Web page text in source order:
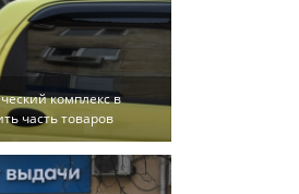
комплекс в
часть товаров